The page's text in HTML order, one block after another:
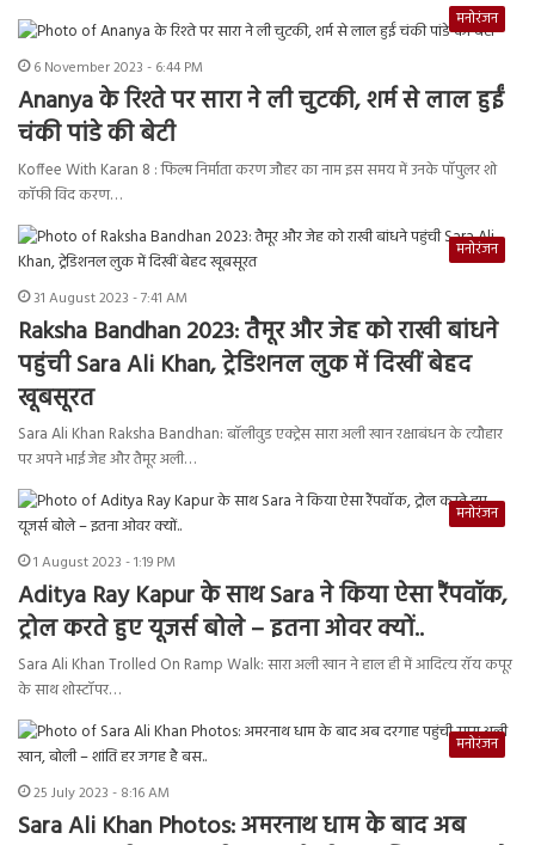
मनोरंजन
6 November 2023 - 6:44 PM
Ananya के रिश्ते पर सारा ने ली चुटकी, शर्म से लाल हुईं
चंकी पांडे की बेटी
Koffee With Karan 8 : फिल्म निर्माता करण जौहर का नाम इस समय में उनके पॉपुलर शो
कॉफी विद करण…
मनोरंजन
31 August 2023 - 7:41 AM
Raksha Bandhan 2023: तैमूर और जेह को राखी बांधने
पहुंची Sara Ali Khan, ट्रेडिशनल लुक में दिखीं बेहद
खूबसूरत
Sara Ali Khan Raksha Bandhan: बॉलीवुड एक्ट्रेस सारा अली खान रक्षाबंधन के त्यौहार
पर अपने भाई जेह और तैमूर अली…
मनोरंजन
1 August 2023 - 1:19 PM
Aditya Ray Kapur के साथ Sara ने किया ऐसा रैंपवॉक,
ट्रोल करते हुए यूजर्स बोले – इतना ओवर क्यों..
Sara Ali Khan Trolled On Ramp Walk: सारा अली खान ने हाल ही में आदित्य रॉय कपूर
के साथ शोस्टॉपर…
मनोरंजन
25 July 2023 - 8:16 AM
Sara Ali Khan Photos: अमरनाथ धाम के बाद अब